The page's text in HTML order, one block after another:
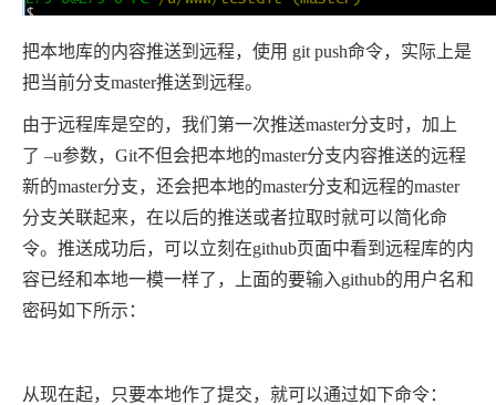
把本地库的内容推送到远程，使用 git push命令，实际上是
把当前分支master推送到远程。
由于远程库是空的，我们第一次推送master分支时，加上
了 –u参数，Git不但会把本地的master分支内容推送的远程
新的master分支，还会把本地的master分支和远程的master
分支关联起来，在以后的推送或者拉取时就可以简化命
令。推送成功后，可以立刻在github页面中看到远程库的内
容已经和本地一模一样了，上面的要输入github的用户名和
密码如下所示：
从现在起，只要本地作了提交，就可以通过如下命令：